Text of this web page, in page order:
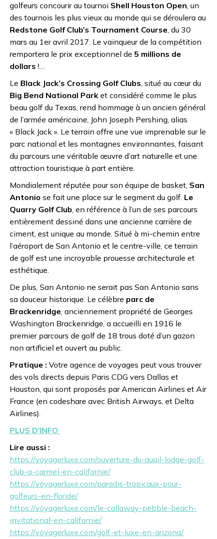
golfeurs concourir au tournoi Shell Houston Open, un
des tournois les plus vieux au monde qui se déroulera au
Redstone Golf Club’s Tournament Course, du 30
mars au 1er avril 2017. Le vainqueur de la compétition
remportera le prix exceptionnel de 5 millions de
dollars !…
Le Black Jack’s Crossing Golf Clubs, situé au cœur du
Big Bend National Park et considéré comme le plus
beau golf du Texas, rend hommage à un ancien général
de l’armée américaine, John Joseph Pershing, alias
« Black Jack ». Le terrain offre une vue imprenable sur le
parc national et les montagnes environnantes, faisant
du parcours une véritable œuvre d’art naturelle et une
attraction touristique à part entière.
Mondialement réputée pour son équipe de basket, San
Antonio se fait une place sur le segment du golf. Le
Quarry Golf Club, en référence à l’un de ses parcours
entièrement dessiné dans une ancienne carrière de
ciment, est unique au monde. Situé à mi-chemin entre
l’aéroport de San Antonio et le centre-ville, ce terrain
de golf est une incroyable prouesse architecturale et
esthétique.
De plus, San Antonio ne serait pas San Antonio sans
sa douceur historique. Le célèbre parc de
Brackenridge, anciennement propriété de Georges
Washington Brackenridge, a accueilli en 1916 le
premier parcours de golf de 18 trous doté d’un gazon
non artificiel et ouvert au public.
Pratique : Votre agence de voyages peut vous trouver
des vols directs depuis Paris CDG vers Dallas et
Houston, qui sont proposés par American Airlines et Air
France (en codeshare avec British Airways, et Delta
Airlines).
PLUS D’INFO
Lire aussi :
https://voyagerluxe.com/ouverture-du-quail-lodge-golf-
club-a-carmel-en-californie/
https://voyagerluxe.com/paradis-tropicaux-pour-
golfeurs-en-floride/
https://voyagerluxe.com/le-callaway-pebble-beach-
invitational-en-californie/
https://voyagerluxe.com/golf-et-luxe-en-arizona/